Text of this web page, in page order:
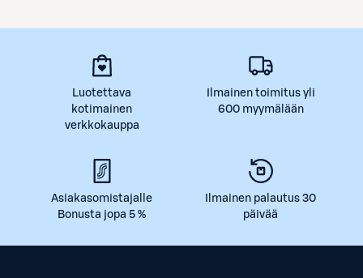
Luotettava
kotimainen
verkkokauppa
Ilmainen toimitus yli
600 myymälään
Asiakasomistajalle
Bonusta jopa 5 %
Ilmainen palautus 30
päivää